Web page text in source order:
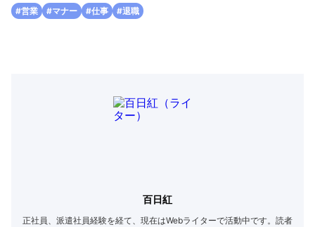
#営業 #マナー #仕事 #退職
百日紅
正社員、派遣社員経験を経て、現在はWebライターで活動中です。読者